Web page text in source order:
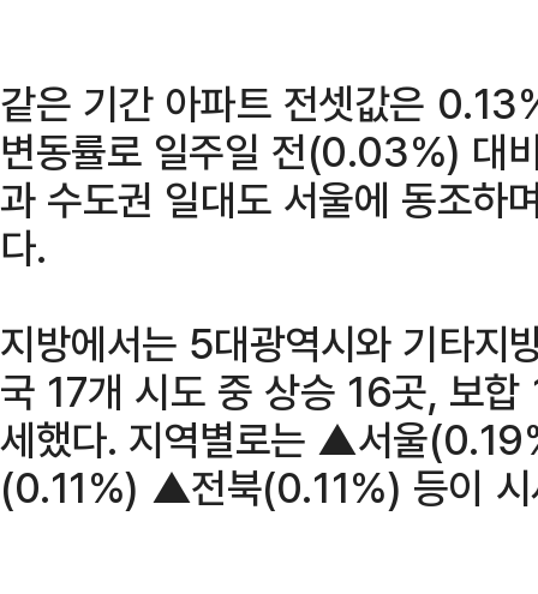
같은 기간 아파트 전셋값은
변동률로 일주일 전(0.03%) 대
과 수도권 일대도 서울에 동조
다.
지방에서는 5대광역시와 기타
국 17개 시도 중 상승 16곳, 보합
세했다. 지역별로는 ▲서울
(0.11%) ▲전북(0.11%) 등이 시